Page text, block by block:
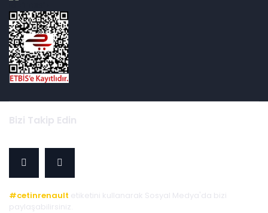
Bizi Takip Edin
#cetinrenault etiketini kullanarak Sosyal Medya'da bizi
paylaşabilirsiniz.